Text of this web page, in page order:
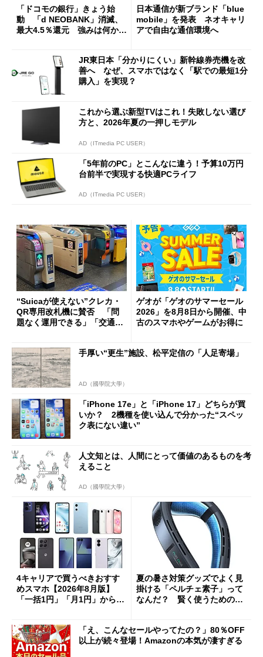
「ドコモの銀行」きょう始
動 「d NEOBANK」消滅、
最大4.5％還元 強みは何か解
日本通信が新ブランド「blue
mobile」を発表 ネオキャリ
アで自由な通信環境へ
JR東日本「分かりにくい」新幹線券売機を改
善へ なぜ、スマホではなく「駅での最短1分
購入」を実現？
これから選ぶ新型TVはこれ！失敗しない選び
方と、2026年夏の一押しモデル
AD（ITmedia PC USER）
「5年前のPC」とこんなに違う！予算10万円
台前半で実現する快適PCライフ
AD（ITmedia PC USER）
“Suicaが使えない”クレカ・
QR専用改札機に賛否 「問
題なく運用できる」「交通系I
ゲオが「ゲオのサマーセール
2026」を8月8日から開催、中
古のスマホやゲームがお得に
手厚い“更生”施設、松平定信の「人足寄場」
AD（國學院大學）
「iPhone 17e」と「iPhone 17」どちらが買
いか？ 2機種を使い込んで分かった“スペッ
ク表にない違い”
人文知とは、人間にとって価値のあるものを考
えること
AD（國學院大學）
4キャリアで買うべきおすす
めスマホ【2026年8月版】
「一括1円」「月1円」からお
夏の暑さ対策グッズでよく見
掛ける「ペルチェ素子」って
なんだ？ 賢く使うための注
「え、こんなセールやってたの？」80％OFF
以上が続々登場！Amazonの本気が凄すぎる